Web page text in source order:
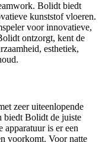
Bolidt biedt
kunststof vloeren.
voor innovatieve,
ontzorgt, kent de
esthetiek,
zeer uiteenlopende
biedt Bolidt de juiste
is er een
voorkomt. Voor natte